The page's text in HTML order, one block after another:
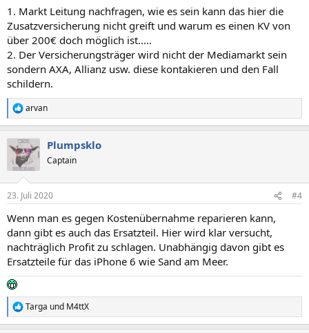
1. Markt Leitung nachfragen, wie es sein kann das hier die
Zusatzversicherung nicht greift und warum es einen KV von
über 200€ doch möglich ist.....
2. Der Versicherungsträger wird nicht der Mediamarkt sein
sondern AXA, Allianz usw. diese kontakieren und den Fall
schildern.
R
e
k
t
i
e
:
arvan
Plumpsklo
Captain
23. Juli 2020 #4
Wenn man es gegen Kostenübernahme reparieren kann,
dann gibt es auch das Ersatzteil. Hier wird klar versucht,
nachträglich Profit zu schlagen. Unabhängig davon gibt es
Ersatzteile für das iPhone 6 wie Sand am Meer.
R
e
Targa und M4ttX